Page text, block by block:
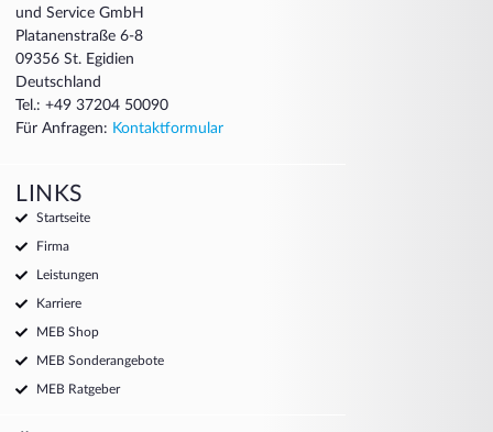
und Service GmbH
Platanenstraße 6-8
09356 St. Egidien
Deutschland
Tel.: +49 37204 50090
Für Anfragen: Kontaktformular
LINKS
Startseite
Firma
Leistungen
Karriere
MEB Shop
MEB Sonderangebote
MEB Ratgeber